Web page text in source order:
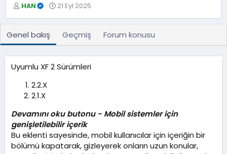
Y
a
r
HAN
O
u
a
r
i
h
i
21 Eyl 2025
Genel bakış Geçmiş Forum konusu
Uyumlu XF 2 Sürümleri
2.2.X
2.1.X
Devamını oku butonu - Mobil sistemler için
genişletilebilir içerik
Bu eklenti sayesinde, mobil kullanıcılar için içeriğin bir
bölümü kapatarak, gizleyerek onların uzun konular,